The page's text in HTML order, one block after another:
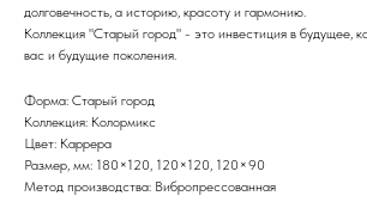
долговечность, а историю, красоту и гармонию.
Коллекция "Старый город" - это инвестиция в будущее,
вас и будущие поколения.
Форма: Старый город
Коллекция: Колормикс
Цвет: Каррера
Размер, мм: 180×120, 120×120, 120×90
Метод производства: Вибропрессованная